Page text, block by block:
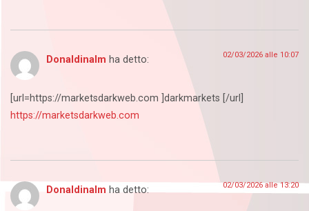
Donaldinalm ha detto: 02/03/2026 alle 10:07
[url=https://marketsdarkweb.com ]darkmarkets [/url]
https://marketsdarkweb.com
Donaldinalm ha detto: 02/03/2026 alle 13:20